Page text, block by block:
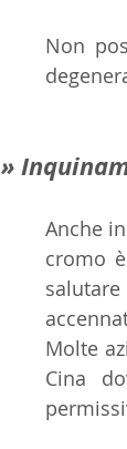
Non
»
Anche
cromo
Molte
Cina